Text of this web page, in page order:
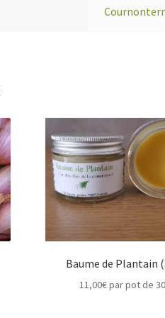
Baume de Plantain
11,00€par pot de